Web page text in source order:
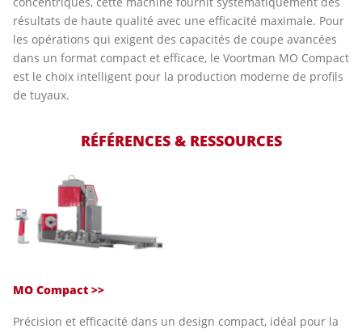
résultats de haute qualité avec une efficacité maximale. Pour
les opérations qui exigent des capacités de coupe avancées
dans un format compact et efficace, le Voortman MO Compact
est le choix intelligent pour la production moderne de profils
de tuyaux.
RÉFÉRENCES & RESSOURCES
MO Compact >>
Précision et efficacité dans un design compact, idéal pour la